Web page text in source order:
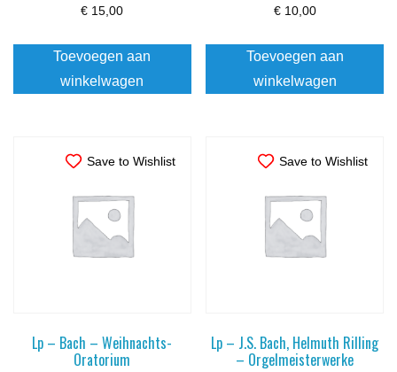
€ 15,00
Toevoegen aan
winkelwagen
€10,00
Toevoegen aan
winkelwagen
Save to Wishlist
Lp – Bach – Weihnachts-
Oratorium
Save to Wishlist
Lp – J.S. Bach, Helmuth Rilling
– Orgelmeisterwerke